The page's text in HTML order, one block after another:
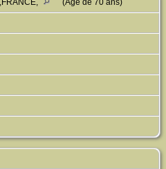
(Âgé de 70 ans)